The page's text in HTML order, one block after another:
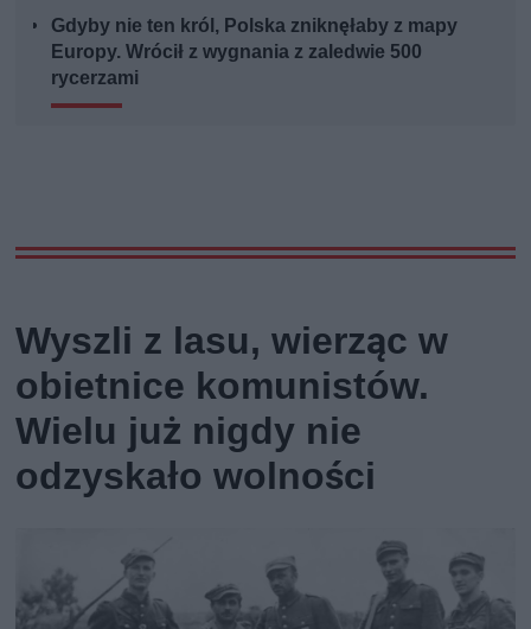
Gdyby nie ten król, Polska zniknęłaby z mapy
Europy. Wrócił z wygnania z zaledwie 500
rycerzami
Wyszli z lasu, wierząc w
obietnice komunistów.
Wielu już nigdy nie
odzyskało wolności